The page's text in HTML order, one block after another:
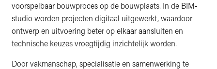
voorspelbaar bouwproces op de bouwplaats. In de BIM-
studio worden projecten digitaal uitgewerkt, waardoor
ontwerp en uitvoering beter op elkaar aansluiten en
technische keuzes vroegtijdig inzichtelijk worden.
Door vakmanschap, specialisatie en samenwerking te